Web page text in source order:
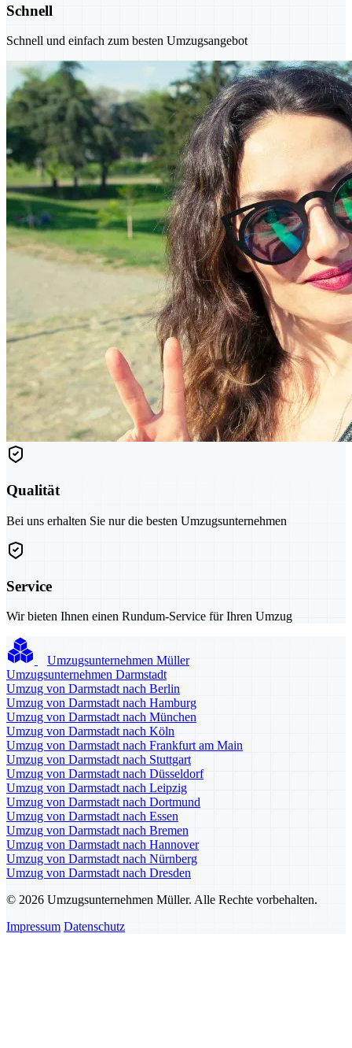
Schnell
Schnell und einfach zum besten Umzugsangebot
Qualität
Bei uns erhalten Sie nur die besten Umzugsunternehmen
Service
Wir bieten Ihnen einen Rundum-Service für Ihren Umzug
Umzugsunternehmen Müller
Umzugsunternehmen Darmstadt
Umzug von Darmstadt nach Berlin
Umzug von Darmstadt nach Hamburg
Umzug von Darmstadt nach München
Umzug von Darmstadt nach Köln
Umzug von Darmstadt nach Frankfurt am Main
Umzug von Darmstadt nach Stuttgart
Umzug von Darmstadt nach Düsseldorf
Umzug von Darmstadt nach Leipzig
Umzug von Darmstadt nach Dortmund
Umzug von Darmstadt nach Essen
Umzug von Darmstadt nach Bremen
Umzug von Darmstadt nach Hannover
Umzug von Darmstadt nach Nürnberg
Umzug von Darmstadt nach Dresden
© 2026 Umzugsunternehmen Müller. Alle Rechte vorbehalten.
Impressum Datenschutz